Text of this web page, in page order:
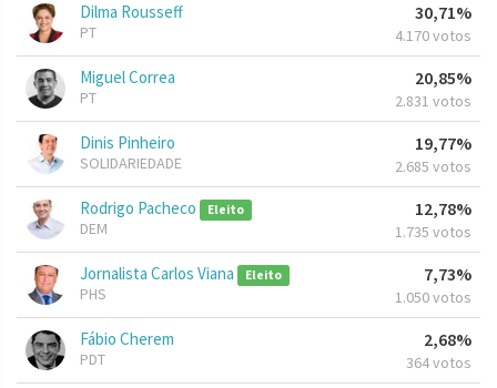
Dilma Rousseff
PT
30,71%
4.170 votos
Miguel Correa
PT
20,85%
2.831 votos
Dinis Pinheiro
SOLIDARIEDADE
19,77%
2.685 votos
Rodrigo Pacheco Eleito
DEM
12,78%
1.735 votos
Jornalista Carlos Viana Eleito
PHS
7,73%
1.050 votos
Fábio Cherem
PDT
2,68%
364 votos